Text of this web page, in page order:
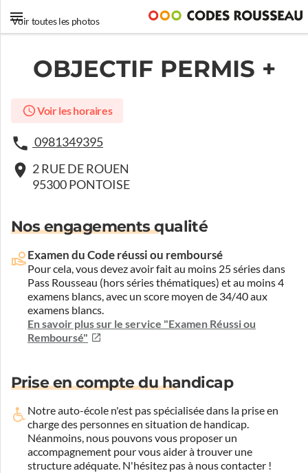
Voir toutes les photos
OBJECTIF PERMIS +
Voir les horaires
0981349395
2 RUE DE ROUEN
95300 PONTOISE
Nos engagements qualité
Examen du Code réussi ou remboursé
Pour cela, vous devez avoir fait au moins 25 séries dans
Pass Rousseau (hors séries thématiques) et au moins 4
examens blancs, avec un score moyen de 34/40 aux
examens blancs.
En savoir plus sur le service "Examen Réussi ou
Remboursé"
Prise en compte du handicap
Notre auto-école n'est pas spécialisée dans la prise en
charge des personnes en situation de handicap.
Néanmoins, nous pouvons vous proposer un
accompagnement pour vous aider à trouver une
structure adéquate. N'hésitez pas à nous contacter !